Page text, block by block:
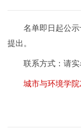
名单即日起公
提出。
联系方式：请实
城市与环境学